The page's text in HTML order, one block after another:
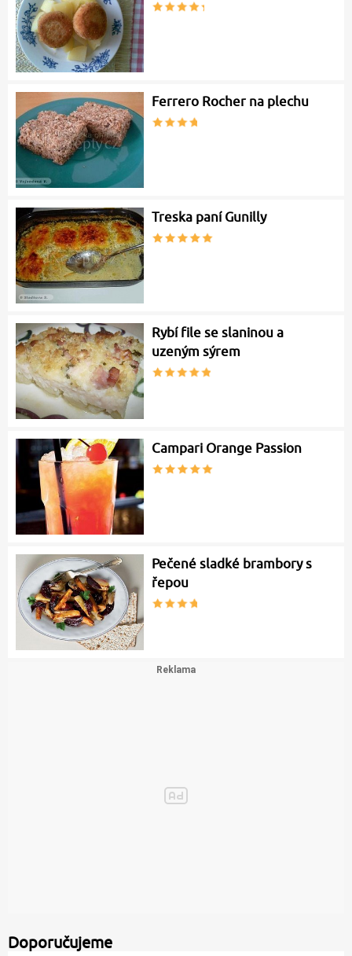
Ferrero Rocher na plechu
Treska paní Gunilly
Rybí file se slaninou a
uzeným sýrem
Campari Orange Passion
Pečené sladké brambory s
řepou
Doporučujeme